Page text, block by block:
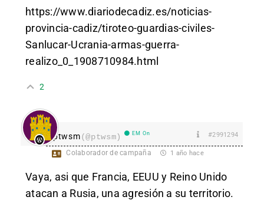
https://www.diariodecadiz.es/noticias-
provincia-cadiz/tiroteo-guardias-civiles-
Sanlucar-Ucrania-armas-guerra-
realizo_0_1908710984.html
2
ptwsm(@ptwsm) EM On #2991294
Colaborador de campaña 1 año hace
Vaya, asi que Francia, EEUU y Reino Unido
atacan a Rusia, una agresión a su territorio.